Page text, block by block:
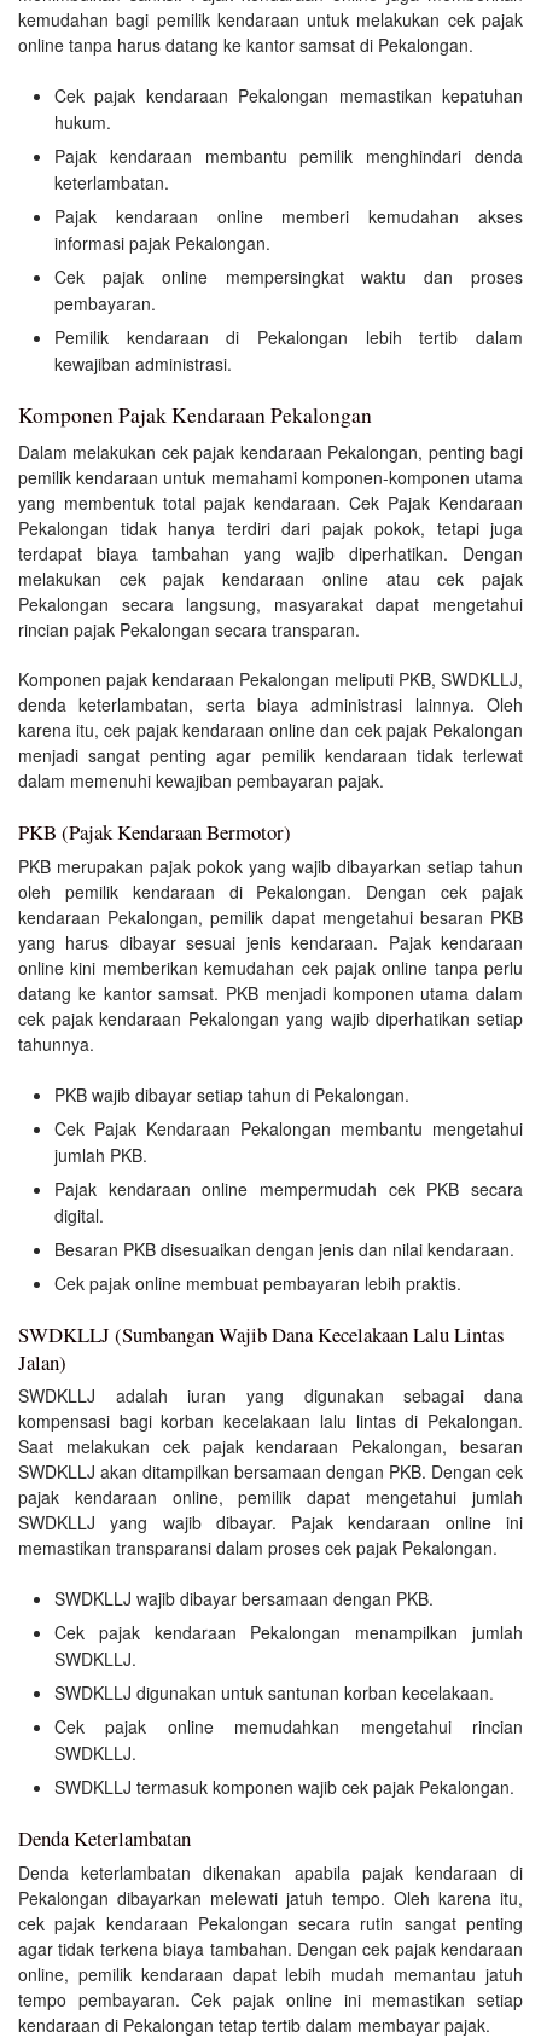
kemudahan bagi pemilik kendaraan untuk melakukan cek pajak
online tanpa harus datang ke kantor samsat di Pekalongan.
Cek pajak kendaraan Pekalongan memastikan kepatuhan
hukum.
Pajak kendaraan membantu pemilik menghindari denda
keterlambatan.
Pajak kendaraan online memberi kemudahan akses
informasi pajak Pekalongan.
Cek pajak online mempersingkat waktu dan proses
pembayaran.
Pemilik kendaraan di Pekalongan lebih tertib dalam
kewajiban administrasi.
Komponen Pajak Kendaraan Pekalongan
Dalam melakukan cek pajak kendaraan Pekalongan, penting bagi
pemilik kendaraan untuk memahami komponen-komponen utama
yang membentuk total pajak kendaraan. Cek Pajak Kendaraan
Pekalongan tidak hanya terdiri dari pajak pokok, tetapi juga
terdapat biaya tambahan yang wajib diperhatikan. Dengan
melakukan cek pajak kendaraan online atau cek pajak
Pekalongan secara langsung, masyarakat dapat mengetahui
rincian pajak Pekalongan secara transparan.
Komponen pajak kendaraan Pekalongan meliputi PKB, SWDKLLJ,
denda keterlambatan, serta biaya administrasi lainnya. Oleh
karena itu, cek pajak kendaraan online dan cek pajak Pekalongan
menjadi sangat penting agar pemilik kendaraan tidak terlewat
dalam memenuhi kewajiban pembayaran pajak.
PKB (Pajak Kendaraan Bermotor)
PKB merupakan pajak pokok yang wajib dibayarkan setiap tahun
oleh pemilik kendaraan di Pekalongan. Dengan cek pajak
kendaraan Pekalongan, pemilik dapat mengetahui besaran PKB
yang harus dibayar sesuai jenis kendaraan. Pajak kendaraan
online kini memberikan kemudahan cek pajak online tanpa perlu
datang ke kantor samsat. PKB menjadi komponen utama dalam
cek pajak kendaraan Pekalongan yang wajib diperhatikan setiap
tahunnya.
PKB wajib dibayar setiap tahun di Pekalongan.
Cek Pajak Kendaraan Pekalongan membantu mengetahui
jumlah PKB.
Pajak kendaraan online mempermudah cek PKB secara
digital.
Besaran PKB disesuaikan dengan jenis dan nilai kendaraan.
Cek pajak online membuat pembayaran lebih praktis.
SWDKLLJ (Sumbangan Wajib Dana Kecelakaan Lalu Lintas
Jalan)
SWDKLLJ adalah iuran yang digunakan sebagai dana
kompensasi bagi korban kecelakaan lalu lintas di Pekalongan.
Saat melakukan cek pajak kendaraan Pekalongan, besaran
SWDKLLJ akan ditampilkan bersamaan dengan PKB. Dengan cek
pajak kendaraan online, pemilik dapat mengetahui jumlah
SWDKLLJ yang wajib dibayar. Pajak kendaraan online ini
memastikan transparansi dalam proses cek pajak Pekalongan.
SWDKLLJ wajib dibayar bersamaan dengan PKB.
Cek pajak kendaraan Pekalongan menampilkan jumlah
SWDKLLJ.
SWDKLLJ digunakan untuk santunan korban kecelakaan.
Cek pajak online memudahkan mengetahui rincian
SWDKLLJ.
SWDKLLJ termasuk komponen wajib cek pajak Pekalongan.
Denda Keterlambatan
Denda keterlambatan dikenakan apabila pajak kendaraan di
Pekalongan dibayarkan melewati jatuh tempo. Oleh karena itu,
cek pajak kendaraan Pekalongan secara rutin sangat penting
agar tidak terkena biaya tambahan. Dengan cek pajak kendaraan
online, pemilik kendaraan dapat lebih mudah memantau jatuh
tempo pembayaran. Cek pajak online ini memastikan setiap
kendaraan di Pekalongan tetap tertib dalam membayar pajak.